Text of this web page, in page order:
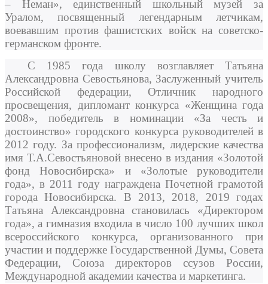
– Неман», единственный школьный музей за
Уралом, посвященный легендарным летчикам,
воевавшим против фашистских войск на советско-
германском фронте.
С 1985 года школу возглавляет Татьяна
Александровна Севостьянова, Заслуженный учитель
Российской федерации, Отличник народного
просвещения, дипломант конкурса «Женщина года
2008», победитель в номинации «За честь и
достоинство» городского конкурса руководителей в
2012 году. За профессионализм, лидерские качества
имя Т.А.Севостьяновой внесено в издания «Золотой
фонд Новосибирска» и «Золотые руководители
года», в 2011 году награждена Почетной грамотой
города Новосибирска. В 2013, 2018, 2019 годах
Татьяна Александровна становилась «Директором
года», а гимназия входила в число 100 лучших школ
всероссийского конкурса, организованного при
участии и поддержке Государственной Думы, Совета
Федерации, Союза директоров ссузов России,
Международной академии качества и маркетинга.